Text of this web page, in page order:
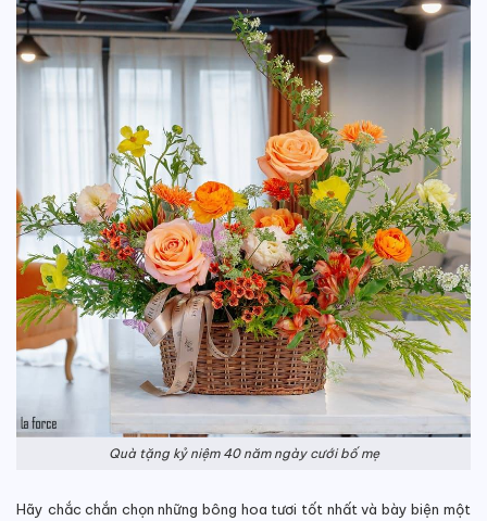
Quà tặng kỷ niệm 40 năm ngày cưới bố mẹ
Hãy chắc chắn chọn những bông hoa tươi tốt nhất và bày biện một